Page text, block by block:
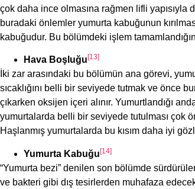
çok daha ince olmasına rağmen lifli yapısıyla
buradaki önlemler yumurta kabuğunun
kabuğudur. Bu bölümdeki işlem
Hava Boşluğu [13]
İki zar arasındaki bu bölümün ana görevi,
sıcaklığını belli bir seviyede tutmak ve önce
çıkarken oksijen içeri alınır. Yumurtlandığı
yumurtalarda belli bir seviyede tutulması çok
Haşlanmış yumurtalarda bu kısım daha iyi
Yumurta Kabuğu[14]
“Yumurta bezi” denilen son bölümde
ve bakteri gibi dış tesirlerden muhafaza